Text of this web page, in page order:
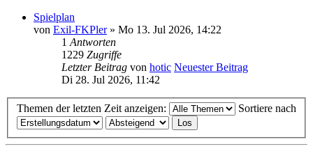
Spielplan
von Exil-FKPler» Mo 13. Jul 2026, 14:22
1 Antworten
1229 Zugriffe
Letzter Beitrag von hotic Neuester Beitrag
Di 28. Jul 2026, 11:42
Themen der letzten Zeit anzeigen: Sortiere nach